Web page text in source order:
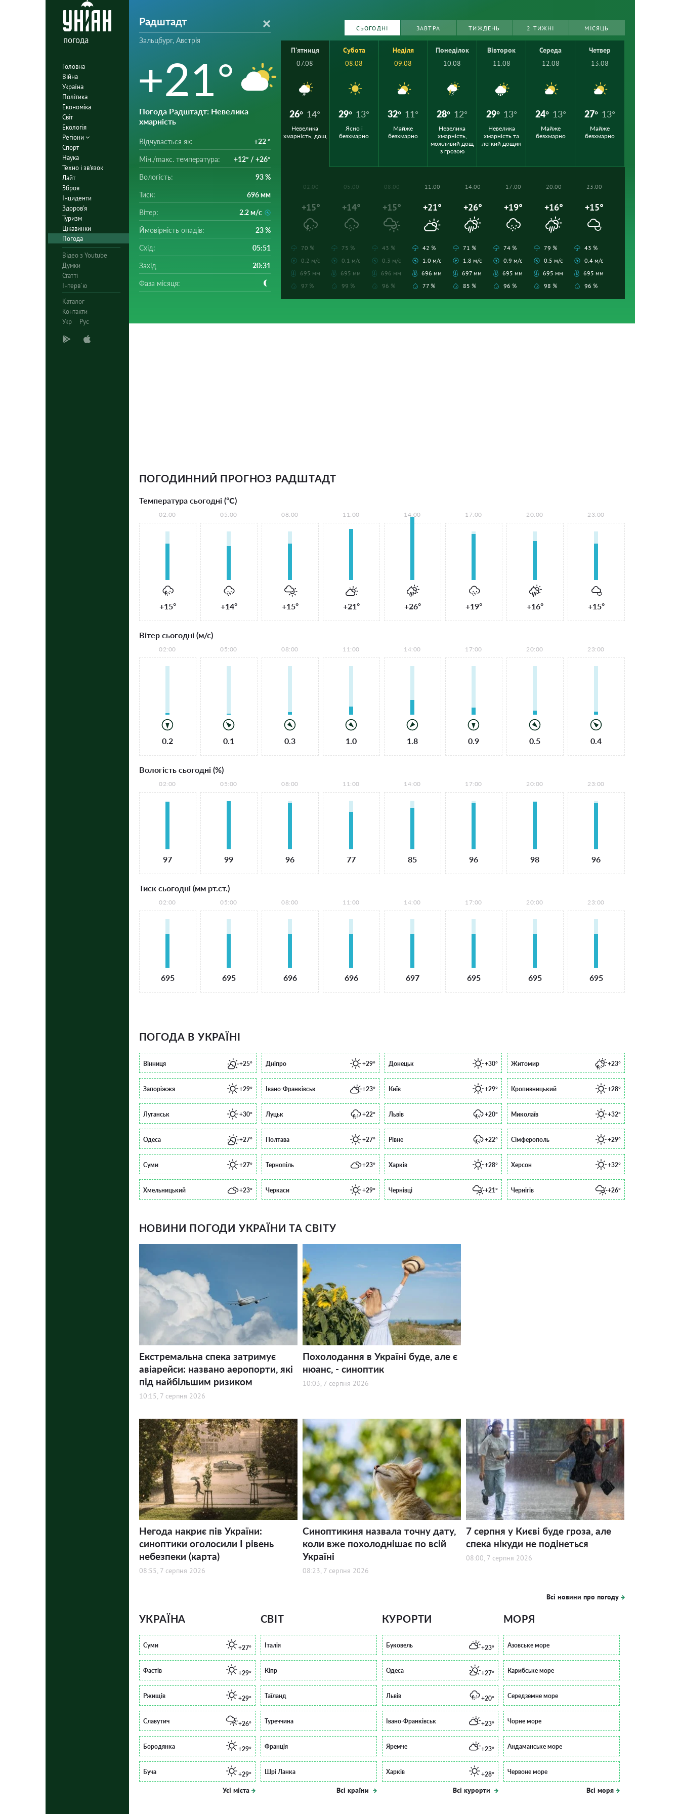
погода
Головна
Війна
Україна
Політика
Економіка
Світ
Екологія
Регіони
Спорт
Наука
Техно і зв'язок
Лайт
Зброя
Інциденти
Здоров'я
Туризм
Цікавинки
Погода
Відео з Youtube
Думки
Статті
Інтерв`ю
Каталог
Контакти
Укр
Рус
Радштадт
Зальцбург, Австрія
+21°
Погода Радштадт: Невелика
хмарність
Відчувається як: +22 °
Мін./mакс. температура: +12° / +26°
Вологість: 93 %
Тиск: 696 мм
Вітер: 2.2 м/с
Ймовірність опадів: 23 %
Схід: 05:51
Захід 20:31
Фаза місяця:
СЬОГОДНІ ЗАВТРА ТИЖДЕНЬ 2 ТИЖНІ МІСЯЦЬ
П'ятниця
07.08
26° 14°
Невелика
хмарність, дощ
Субота
08.08
29° 13°
Ясно і
безхмарно
Неділя
09.08
32° 11°
Майже
безхмарно
Понеділок
10.08
28° 12°
Невелика
хмарність,
можливий дощ
з грозою
Вівторок
11.08
29° 13°
Невелика
хмарність та
легкий дощик
Середа
12.08
24° 13°
Майже
безхмарно
Четвер
13.08
27° 13°
Майже
безхмарно
02:00
+15°
70 %
0.2 м/с
695 мм
97 %
05:00
+14°
75 %
0.1 м/с
695 мм
99 %
08:00
+15°
43 %
0.3 м/с
696 мм
96 %
11:00
+21°
42 %
1.0 м/с
696 мм
77 %
14:00
+26°
71 %
1.8 м/с
697 мм
85 %
17:00
+19°
74 %
0.9 м/с
695 мм
96 %
20:00
+16°
79 %
0.5 м/с
695 мм
98 %
23:00
+15°
43 %
0.4 м/с
695 мм
96 %
ПОГОДИННИЙ ПРОГНОЗ РАДШТАДТ
Температура сьогодні (°С)
02:00
+15°
05:00
+14°
08:00
+15°
11:00
+21°
14:00
+26°
17:00
+19°
20:00
+16°
23:00
+15°
Вітер сьогодні (м/с)
02:00
0.2
05:00
0.1
08:00
0.3
11:00
1.0
14:00
1.8
17:00
0.9
20:00
0.5
23:00
0.4
Вологість сьогодні (%)
02:00
97
05:00
99
08:00
96
11:00
77
14:00
85
17:00
96
20:00
98
23:00
96
Тиск сьогодні (мм рт.ст.)
02:00
695
05:00
695
08:00
696
11:00
696
14:00
697
17:00
695
20:00
695
23:00
695
ПОГОДА В УКРАЇНІ
Вінниця +25° Дніпро +29° Донецьк +30° Житомир +23°
Запоріжжя +29° Івано-Франківськ +23° Київ +29° Кропивницький +28°
Луганськ +30° Луцьк +22° Львів +20° Миколаїв +32°
Одеса +27° Полтава +27° Рівне +22° Сімферополь +29°
Суми +27° Тернопіль +23° Харків +28° Херсон +32°
Хмельницький +23° Черкаси +29° Чернівці +21° Чернігів +26°
НОВИНИ ПОГОДИ УКРАЇНИ ТА СВІТУ
Екстремальна спека затримує
авіарейси: названо аеропорти, які
під найбільшим ризиком
10:15, 7 серпня 2026
Похолодання в Україні буде, але є
нюанс, - синоптик
10:03, 7 серпня 2026
Негода накриє пів України:
синоптики оголосили І рівень
небезпеки (карта)
08:55, 7 серпня 2026
Синоптикиня назвала точну дату,
коли вже похолоднішає по всій
Україні
08:23, 7 серпня 2026
7 серпня у Києві буде гроза, але
спека нікуди не подінеться
08:00, 7 серпня 2026
Всі новини про погоду
УКРАЇНА
Суми +27°
Фастів +29°
Ржищів +29°
Славутич +26°
Бородянка +29°
Буча +29°
Усі міста
СВІТ
Італія
Кіпр
Таїланд
Туреччина
Франція
Шрі Ланка
Всі країни
КУРОРТИ
Буковель +23°
Одеса +27°
Львів +20°
Івано-Франківськ +23°
Яремче +23°
Харків +28°
Всі курорти
МОРЯ
Азовське море
Карибське море
Середземне море
Чорне море
Андаманське море
Червоне море
Всі моря